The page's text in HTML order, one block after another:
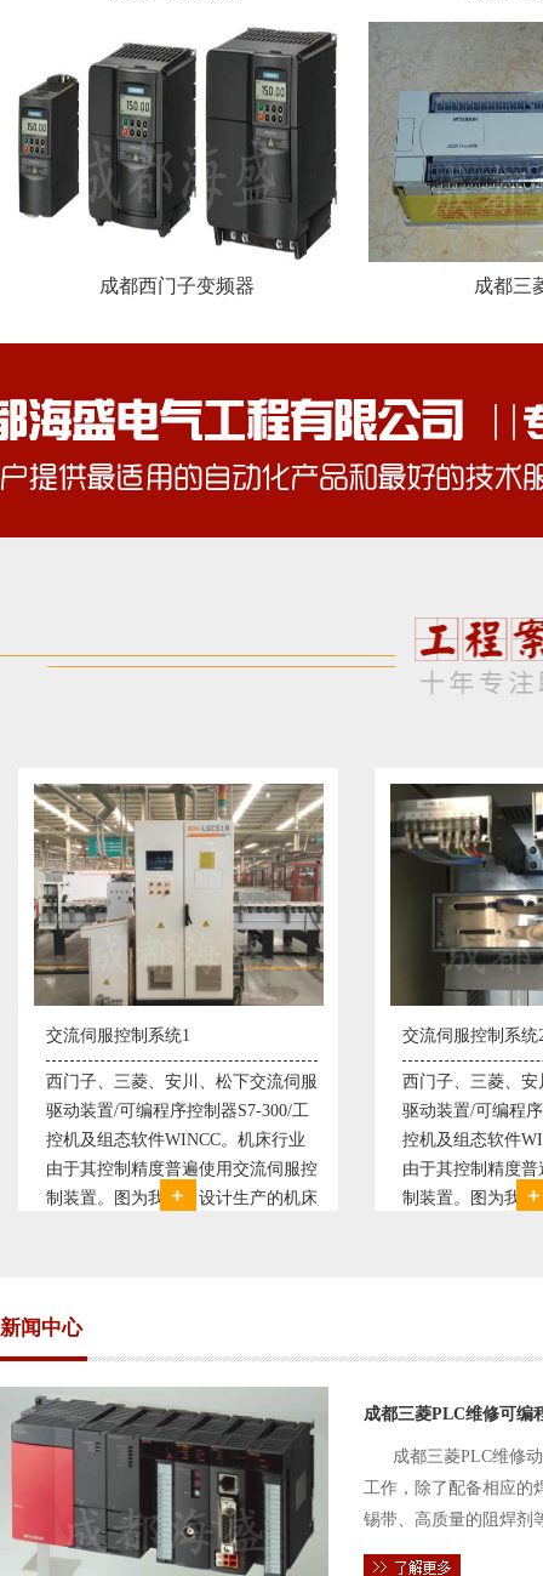
成都西门子变频器 成都三
交流伺服控制系统2
西门子、三菱、安川、松下交流伺服
驱动装置/可编程序控制器S7-300/工
控机及组态软件WINCC。机床行业
由于其控制精度普遍使用交流伺服控
制装置。图为我公司设计生产的机床
变频恒压供水
变频恒压供水
极调速技术原
使供水随着使
持供水设定压
点、远传压力
新闻中心
成都三菱PLC维修可编
成都三菱PLC维修
工作，除了配备相应的
锡带、高质量的阻焊剂
件的电路及通信电缆。